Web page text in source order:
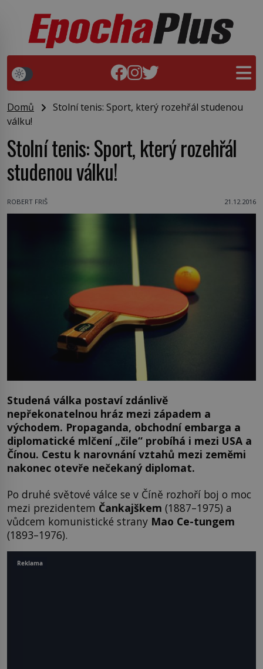
Domů
Stolní tenis: Sport, který rozehřál studenou
válku!
Stolní tenis: Sport, který rozehřál
studenou válku!
ROBERT FRIŠ 21.12.2016
Studená válka postaví zdánlivě
nepřekonatelnou hráz mezi západem a
východem. Propaganda, obchodní embarga a
diplomatické mlčení „čile“ probíhá i mezi USA a
Čínou. Cestu k narovnání vztahů mezi zeměmi
nakonec otevře nečekaný diplomat.
Po druhé světové válce se v Číně rozhoří boj o moc
mezi prezidentem Čankajškem (1887–1975) a
vůdcem komunistické strany Mao Ce-tungem
(1893–1976).
Reklama